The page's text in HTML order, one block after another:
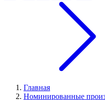
Главная
Номинированные